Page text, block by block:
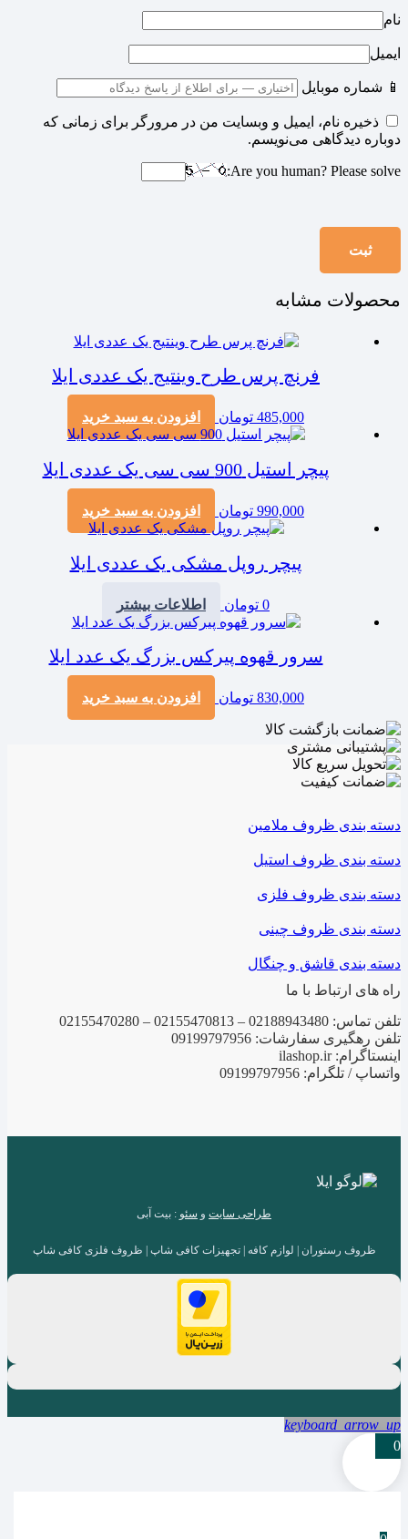
نام
ایمیل
📱 شماره موبایل
ذخیره نام، ایمیل و وبسایت من در مرورگر برای زمانی که
دوباره دیدگاهی می‌نویسم.
Are you human? Please solve:
محصولات مشابه
فرنچ پرس طرح وینتیج یک عددی ایلا
485,000 تومان افزودن به سبد خرید
پیچر استیل 900 سی سی یک عددی ایلا
990,000 تومان افزودن به سبد خرید
پیچر روپل مشکی یک عددی ایلا
0 تومان اطلاعات بیشتر
سرور قهوه پیرکس بزرگ یک عدد ایلا
830,000 تومان افزودن به سبد خرید
دسته بندی ظروف ملامین
دسته بندی ظروف استیل
دسته بندی ظروف فلزی
دسته بندی ظروف چینی
دسته بندی قاشق و چنگال
راه های ارتباط با ما
تلفن تماس: 02188943480 – 02155470813 – 02155470280
تلفن رهگیری سفارشات: 09199797956
اینستاگرام: ilashop.ir
واتساپ / تلگرام: 09199797956
طراحی سایت و سئو : بیت آبی
ظروف رستوران | لوازم کافه | تجهیزات کافی شاپ | ظروف فلزی کافی شاپ
keyboard_arrow_up
0